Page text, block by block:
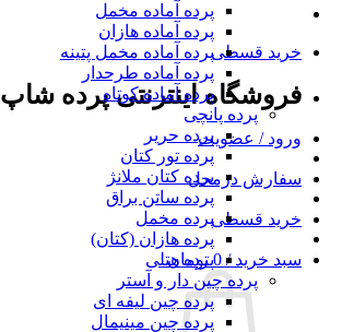
خرید قسطی
فروشگاه اینترنتی پرده شاپ
ورود / عضویت
سفارش درمحل
خرید قسطی
سبد خرید / 0 تومان
پرده آماده مخمل
پرده آماده هازان
پرده آماده مخمل پتینه
پرده آماده طرحدار
پرده آماده کوتاه
پرده پانچی
پرده حریر
پرده تور کتان
پرده کتان ملانژ
پرده ساتن براق
پرده مخمل
پرده هازان (کتان)
پرده هتلی
پرده چین دار و آستر
پرده چین لیفه ای
پرده چین مینیمال